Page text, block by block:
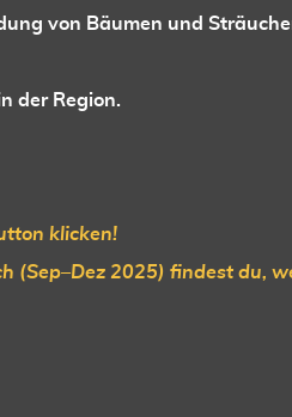
von Bäumen und
der Region.
klicken!
(Sep–Dez 2025) findest du,